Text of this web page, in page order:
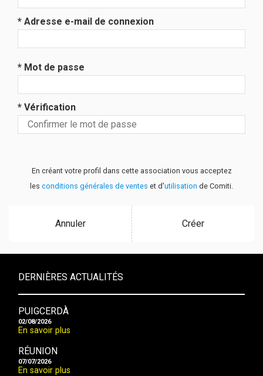
* Adresse e-mail de connexion
* Mot de passe
* Vérification
En créant votre profil dans cette association vous acceptez
les conditions générales de ventes et d'utilisation de Comiti.
Annuler Créer
DERNIÈRES ACTUALITÉS
PUIGCERDÀ
02/08/2026
En savoir plus
RÉUNION
07/07/2026
En savoir plus